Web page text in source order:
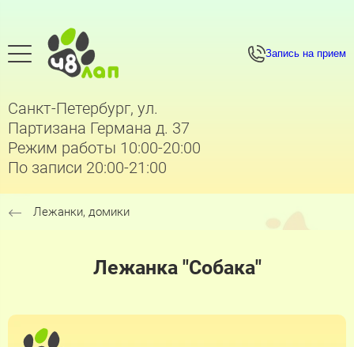
Запись на прием
Санкт-Петербург, ул.
Партизана Германа д. 37
Режим работы 10:00-20:00
По записи 20:00-21:00
Лежанки, домики
Лежанка "Собака"